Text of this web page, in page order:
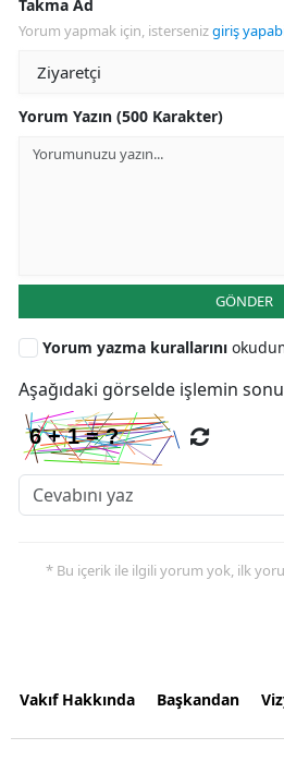
Takma Ad
Yorum yapmak için, istersenizgiriş
Yorum Yazın (500 Karakter)
GÖNDER
Yorum yazma kurallarını
Aşağıdaki görselde işlemin
* Bu içerik ile ilgili yorum yok, ilk
Vakıf Hakkında Başkandan